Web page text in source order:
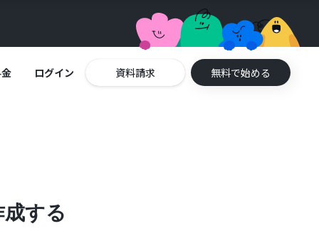
ログイン 資料請求 無料で始める
する